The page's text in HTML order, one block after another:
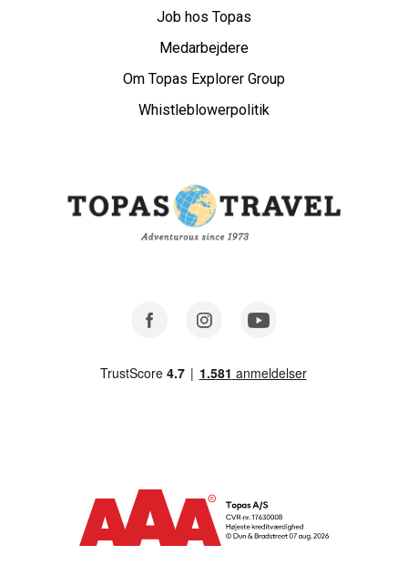
Job hos Topas
Medarbejdere
Om Topas Explorer Group
Whistleblowerpolitik
Facebook Instagram